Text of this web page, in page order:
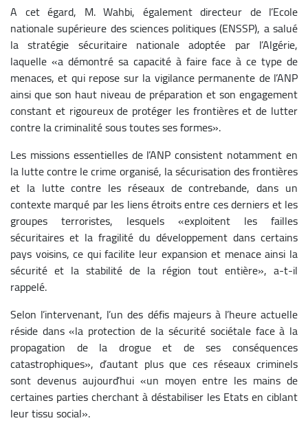
A cet égard, M. Wahbi, également directeur de l’Ecole
nationale supérieure des sciences politiques (ENSSP), a salué
la stratégie sécuritaire nationale adoptée par l’Algérie,
laquelle «a démontré sa capacité à faire face à ce type de
menaces, et qui repose sur la vigilance permanente de l’ANP
ainsi que son haut niveau de préparation et son engagement
constant et rigoureux de protéger les frontières et de lutter
contre la criminalité sous toutes ses formes».
Les missions essentielles de l’ANP consistent notamment en
la lutte contre le crime organisé, la sécurisation des frontières
et la lutte contre les réseaux de contrebande, dans un
contexte marqué par les liens étroits entre ces derniers et les
groupes terroristes, lesquels «exploitent les failles
sécuritaires et la fragilité du développement dans certains
pays voisins, ce qui facilite leur expansion et menace ainsi la
sécurité et la stabilité de la région tout entière», a-t-il
rappelé.
Selon l’intervenant, l’un des défis majeurs à l’heure actuelle
réside dans «la protection de la sécurité sociétale face à la
propagation de la drogue et de ses conséquences
catastrophiques», d’autant plus que ces réseaux criminels
sont devenus aujourd’hui «un moyen entre les mains de
certaines parties cherchant à déstabiliser les Etats en ciblant
leur tissu social».